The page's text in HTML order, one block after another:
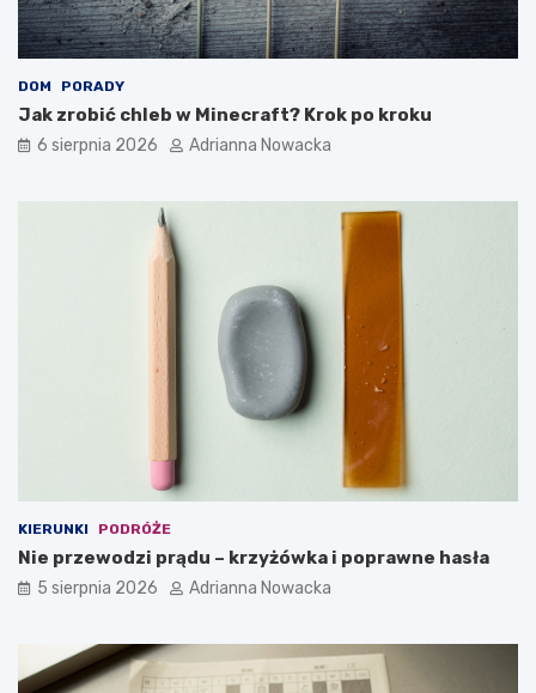
DOM PORADY
Jak zrobić chleb w Minecraft? Krok po kroku
6 sierpnia 2026 Adrianna Nowacka
KIERUNKI PODRÓŻE
Nie przewodzi prądu – krzyżówka i poprawne hasła
5 sierpnia 2026 Adrianna Nowacka